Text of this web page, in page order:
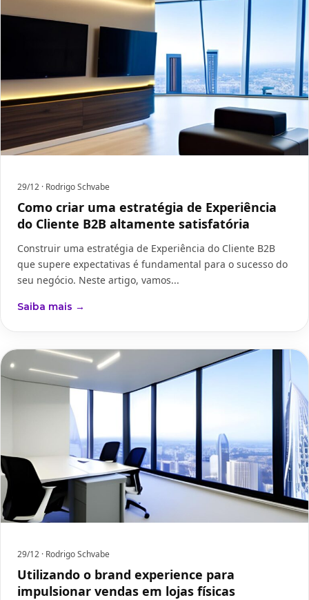
29/12 · Rodrigo Schvabe
Como criar uma estratégia de Experiência
do Cliente B2B altamente satisfatória
Construir uma estratégia de Experiência do Cliente B2B
que supere expectativas é fundamental para o sucesso do
seu negócio. Neste artigo, vamos...
Saiba mais →
29/12 · Rodrigo Schvabe
Utilizando o brand experience para
impulsionar vendas em lojas físicas